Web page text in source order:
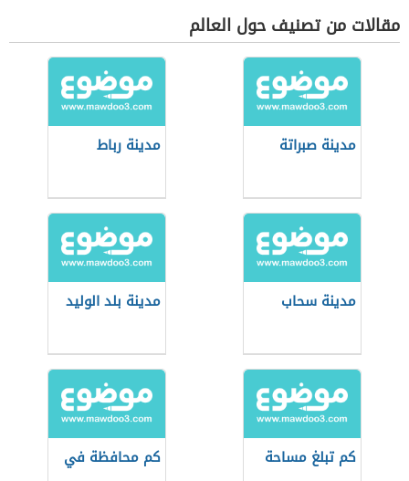
مقالات من تصنيف حول العالم
مدينة صبراتة مدينة رباط
مدينة سحاب مدينة بلد الوليد
كم تبلغ مساحة
كم محافظة في